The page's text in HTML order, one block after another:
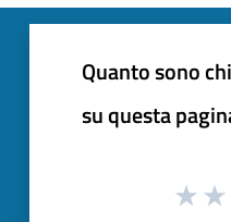
Quanto sono
su questa